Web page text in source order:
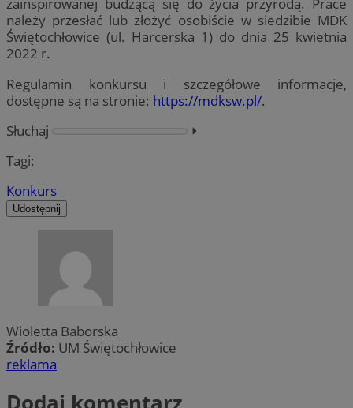
zainspirowanej budzącą się do życia przyrodą. Prace
należy przesłać lub złożyć osobiście w siedzibie MDK
Świętochłowice (ul. Harcerska 1) do dnia 25 kwietnia
2022 r.
Regulamin konkursu i szczegółowe informacje,
dostępne są na stronie: https://mdksw.pl/.
Słuchaj
⏵︎
Tagi:
Konkurs
Udostępnij
Wioletta Baborska
Źródło: UM Świętochłowice
reklama
Dodaj komentarz